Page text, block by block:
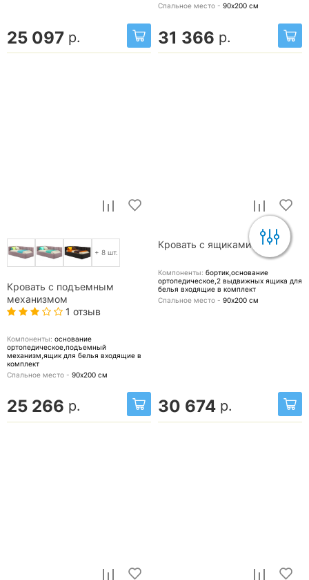
25 097 р.
Спальное место - 90х200 см
31 366 р.
+ 8 шт.
Кровать с подъемным
механизмом
1 отзыв
Компоненты: основание
ортопедическое,подъемный
механизм,ящик для белья входящие в
комплект
Спальное место - 90х200 см
25 266 р.
Кровать с ящиками
Компоненты: бортик,основание
ортопедическое,2 выдвижных ящика для
белья входящие в комплект
Спальное место - 90х200 см
30 674 р.